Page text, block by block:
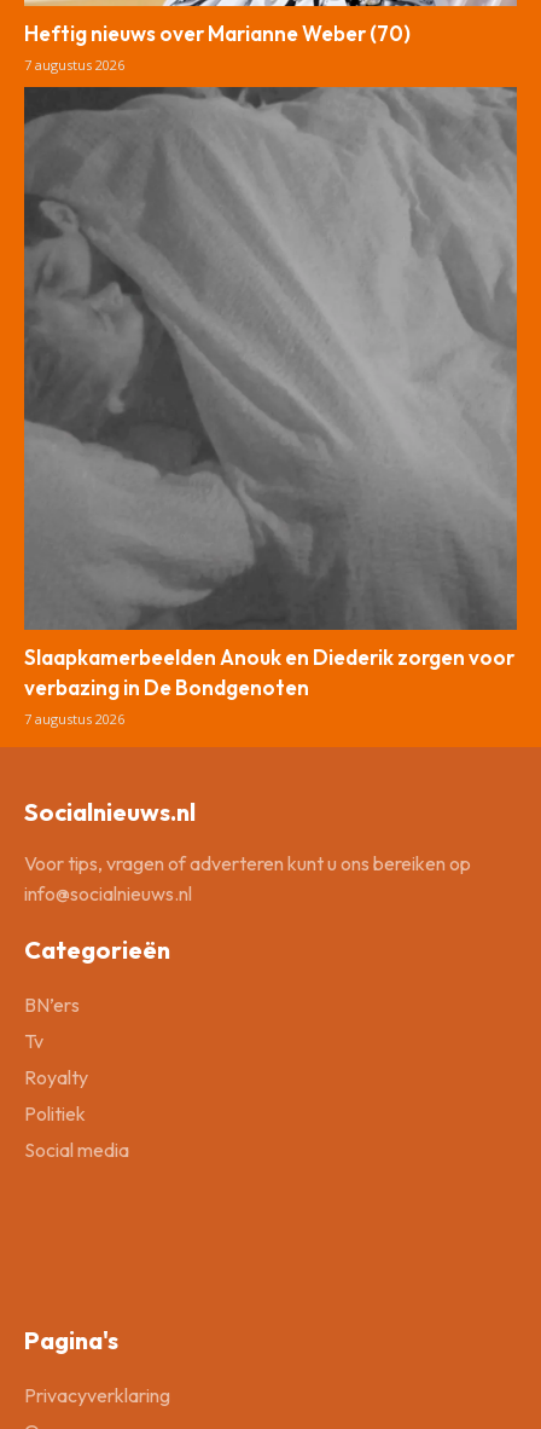
Heftig nieuws over Marianne Weber (70)
7 augustus 2026
Slaapkamerbeelden Anouk en Diederik zorgen voor
verbazing in De Bondgenoten
7 augustus 2026
Socialnieuws.nl
Voor tips, vragen of adverteren kunt u ons bereiken op
info@socialnieuws.nl
Categorieën
BN’ers
Tv
Royalty
Politiek
Social media
Pagina's
Privacyverklaring